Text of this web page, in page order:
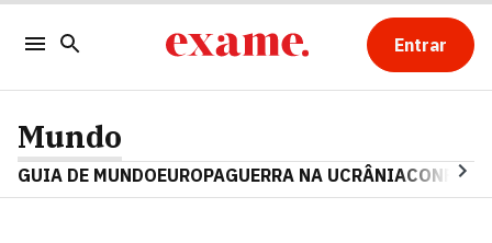
Entrar
Mundo
GUIA DE MUNDOEUROPAGUERRA NA UCRÂNIA